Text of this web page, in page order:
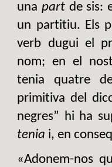
unapart de sis:
un partitiu. Els
verb dugui el
nom; en el
tenia quatre
primitiva del
negres” hi ha
tenia i, en
«Adonem-nos